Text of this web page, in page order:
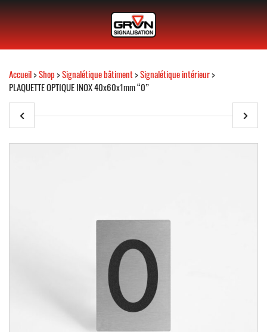
Accueil>Shop>Signalétique bâtiment>Signalétique intérieur>
PLAQUETTE OPTIQUE INOX 40x60x1mm “0”